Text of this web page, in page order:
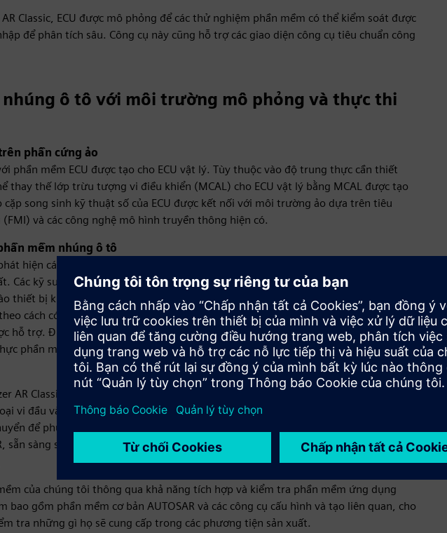
Classic, ECU được mô phỏng để các thử nghiệm phần mềm có thể kiểm soát được
để phân tích sâu. Công cụ này cũng hỗ trợ các giao diện công cụ tiêu chuẩn công
ô tô với môi trường mô phỏng và thực thi
phần cứng ảo
phần mềm ECU được tạo cho ECU vật lý. Tùy thuộc vào độ trung thực cần thiết
thay thế lớp trừu tượng vi điều khiển (MCAL) cho ECU vật lý bằng MCAL được tạo
song sinh kỹ thuật số của ECU được kết nối với môi trường ảo dựa trên tiêu
và các công nghệ mô hình truyền thông hiện có.
mềm nhúng ô tô
hiện các vấn đề triển khai sớm hơn trong quá trình phát triển để chúng không
Các kỹ sư có thể thực hiện tích hợp và thử nghiệm phần mềm trên PC mà không
thiết bị kiểm tra dùng chung. ECU có thể được mô phỏng cho phép các thử
cách có thể kiểm soát và duy nhất, không xâm nhập để phân tích sâu. Giao diện
hỗ trợ. Điều này cho phép các nhà phát triển sử dụng các thử nghiệm và mô hình
phần mềm khi phần cứng ECU thực tế có sẵn.
AR Classic Virtual ECU, một mô hình mô phỏng của phần cứng ECU mục tiêu, bao
vi đầu vào/đầu ra (I/O). Phần mềm của chúng tôi được chuyển sang ECU ảo và có
để phù hợp với mô hình cụ thể và được tích hợp vào môi trường, cung cấp một
sàng sử dụng.
của chúng tôi thông qua khả năng tích hợp và kiểm tra phần mềm ứng dụng
bao gồm phần mềm cơ bản AUTOSAR và các công cụ cấu hình và tạo liên quan, cho
tra những gì họ sẽ cung cấp trong các phương tiện sản xuất.